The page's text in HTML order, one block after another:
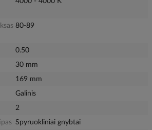
80-89
0.50
30 mm
169 mm
Galinis
2
Spyruokliniai gnybtai